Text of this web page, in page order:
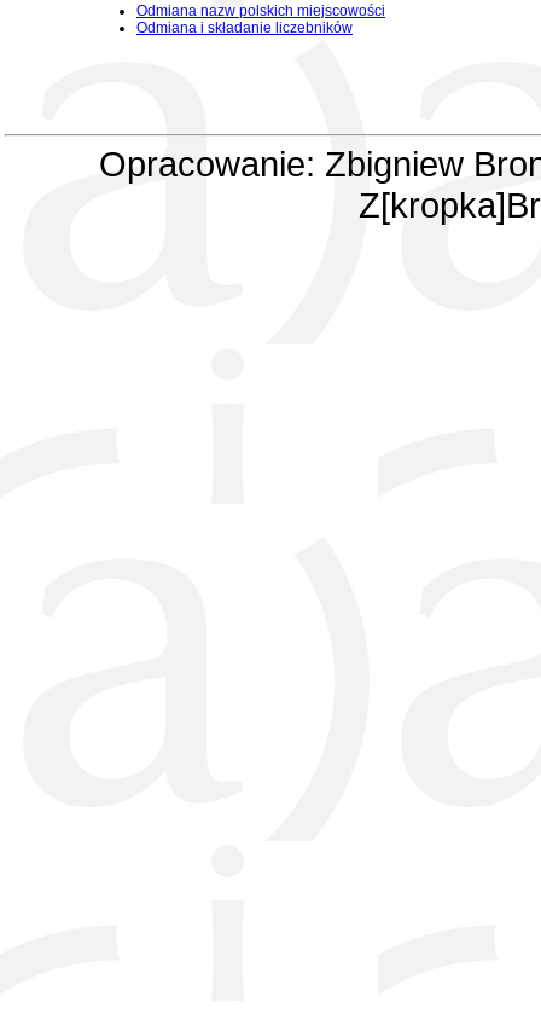
Odmiana nazw polskich miejscowości
Odmiana i składanie liczebników
Opracowanie: Zbigniew